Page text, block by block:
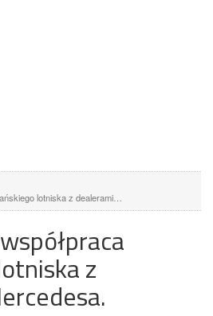
lotniska z dealerami…
z